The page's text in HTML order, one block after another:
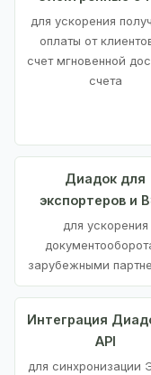
для ускорения
оплаты от
счет мгновенной
счета
Диадок для
экспортеров и
для ускорения
зарубежными
Интеграция
API
для синхронизации